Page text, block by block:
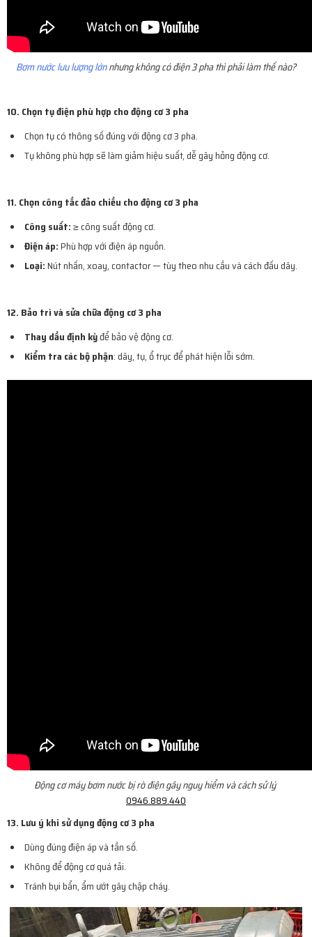
Bơm nước lưu lượng lớnnhưng không có điện 3 pha thì phải làm thế nào?
10. Chọn tụ điện phù hợp cho động cơ 3 pha
Chọn tụ có thông số đúng với động cơ 3 pha.
Tụ không phù hợp sẽ làm giảm hiệu suất, dễ gây hỏng động cơ.
11. Chọn công tắc đảo chiều cho động cơ 3 pha
Công suất:≥ công suất động cơ.
Điện áp:Phù hợp với điện áp nguồn.
Loại:Nút nhấn, xoay, contactor — tùy theo nhu cầu và cách đấu dây.
12. Bảo trì và sửa chữa động cơ 3 pha
Thay dầu định kỳđể bảo vệ động cơ.
Kiểm tra các bộ phận: dây, tụ, ổ trục để phát hiện lỗi sớm.
Động cơ máy bơm nước bị rò điện gây nguy hiểm và cách sử lý
0946.889.440
13. Lưu ý khi sử dụng động cơ 3 pha
Dùng đúng điện áp và tần số.
Không để động cơ quá tải.
Tránh bụi bẩn, ẩm ướt gây chập cháy.